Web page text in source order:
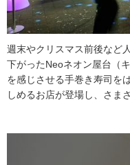
週末やクリスマス前後など
下がったNeoネオン屋台（
を感じさせる手巻き寿司を
しめるお店が登場し、さま